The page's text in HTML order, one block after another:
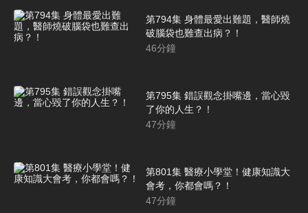
第794集 身體最愛出難題，醫師燒
破腦袋也難查出病？！
46分鐘
第795集 錯誤觀念掛嘴邊，當心毀
了你的人生？！
47分鐘
第801集 醫療小學堂！健康知識大
會考，你都會嗎？！
47分鐘